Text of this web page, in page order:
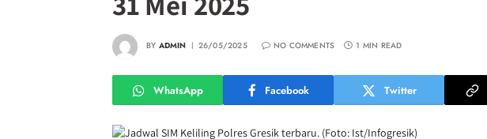
BY ADMIN 26/05/2025 NO COMMENTS 1 MIN READ
WhatsApp Facebook Twitter